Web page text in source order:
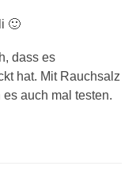
🙂
dass es
hat. Mit Rauchsalz
auch mal testen.